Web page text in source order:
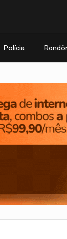
Polícia